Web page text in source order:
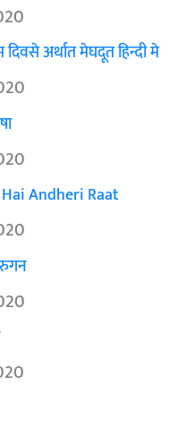
अर्थात मेघदूत हिन्दी मे
Hai Andheri Raat